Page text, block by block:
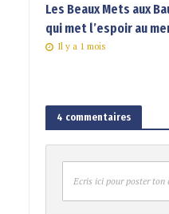
Les Beaux Mets aux
qui met l’espoir au
Il y a 1 mois
4 commentaires
Ecris ici pour poster ton